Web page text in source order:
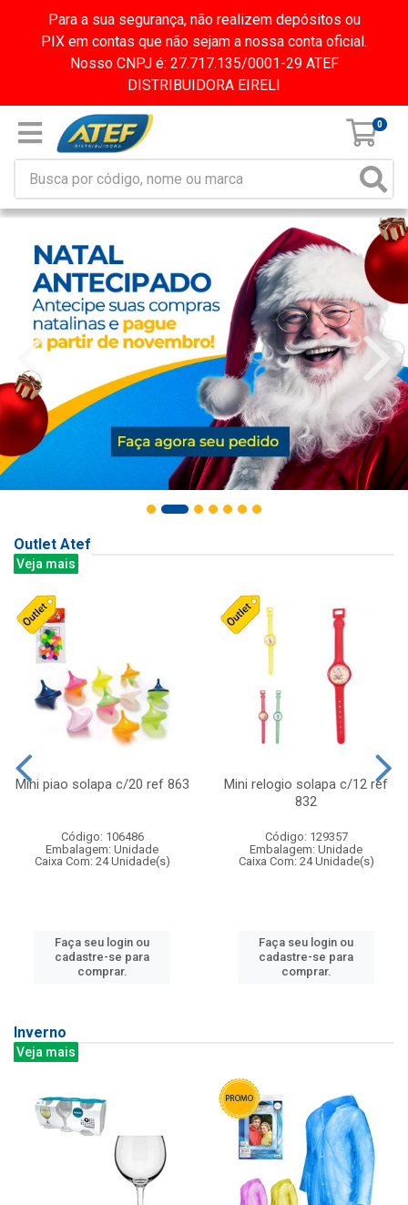
Para a sua segurança, não realizem depósitos ou
PIX em contas que não sejam a nossa conta oficial.
Nosso CNPJ é: 27.717.135/0001-29 ATEF
DISTRIBUIDORA EIRELI
0
Outlet Atef
Veja mais
Mini piao solapa c/20 ref 863
Código: 106486
Embalagem: Unidade
Caixa Com: 24 Unidade(s)
Faça seu login ou
cadastre-se para
comprar.
Mini relogio solapa c/12 ref
832
Código: 129357
Embalagem: Unidade
Caixa Com: 24 Unidade(s)
Faça seu login ou
cadastre-se para
comprar.
Inverno
Veja mais